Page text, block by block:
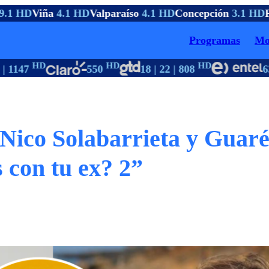
HDViña4.1 HDValparaíso4.1 HDConcepción3.1 HD
Programas
HD 550HD 18 | 22 | 808HD 63
Solabarrieta y
con tu ex? 2”